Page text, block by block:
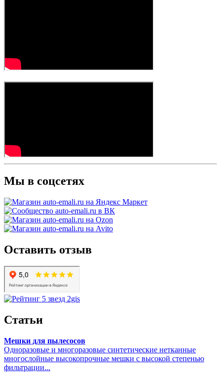
Мы в соцсетях
Оставить отзыв
Статьи
Мешки для пылесосов
Одноразовые и многоразовые синтетические нетканные
многослойные высокопрочные мешки с высокой степенью
фильтрации...